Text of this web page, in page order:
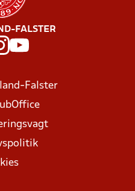
FALSTER
Falster